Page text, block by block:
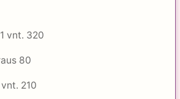
vnt. 320
80
210